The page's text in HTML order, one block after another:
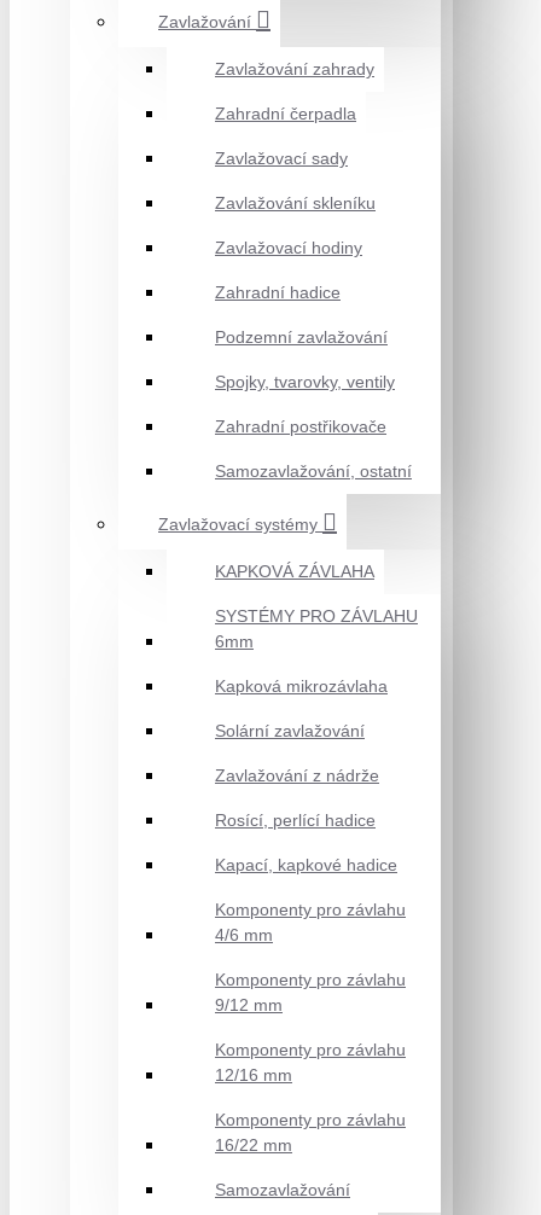
Zavlažování
Zavlažování zahrady
Zahradní čerpadla
Zavlažovací sady
Zavlažování skleníku
Zavlažovací hodiny
Zahradní hadice
Podzemní zavlažování
Spojky, tvarovky, ventily
Zahradní postřikovače
Samozavlažování, ostatní
Zavlažovací systémy
KAPKOVÁ ZÁVLAHA
SYSTÉMY PRO ZÁVLAHU
6mm
Kapková mikrozávlaha
Solární zavlažování
Zavlažování z nádrže
Rosící, perlící hadice
Kapací, kapkové hadice
Komponenty pro závlahu
4/6 mm
Komponenty pro závlahu
9/12 mm
Komponenty pro závlahu
12/16 mm
Komponenty pro závlahu
16/22 mm
Samozavlažování